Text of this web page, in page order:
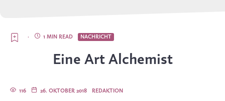
NACHRICHT
1 MIN READ
·
Eine Art Alchemist
REDAKTION
26. OKTOBER 2018
116